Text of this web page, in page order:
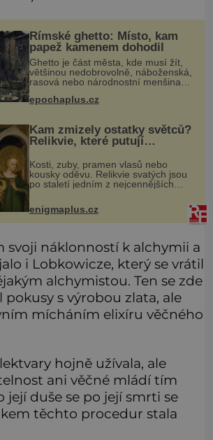
Římské ghetto: Místo, kam
papež kamenem dohodil
Ghetto je část města, kde musí žít,
většinou nedobrovolně, náboženská,
rasová nebo národnostní menšina
obyvatel. Bohaté historické
zkušenosti mají s takovým životem
epochaplus.cz
Kam zmizely ostatky světců?
Relikvie, které putují
Kosti, zuby, pramen vlasů nebo
kousky oděvu. Relikvie svatých jsou
po staletí jedním z nejcennějších
Některé mají pečlivě doloženou
historii, jiné provází záhady, krádeže
enigmaplus.cz
svoji náklonností k alchymii a
i Lobkowicze, který se vrátil
alchymistou. Ten se zde
pokusy s výrobou zlata, ale
mícháním elixíru věčného
hojně užívala, ale
ani věčné mládí tím
její duše se po její smrti se
těchto procedur stala